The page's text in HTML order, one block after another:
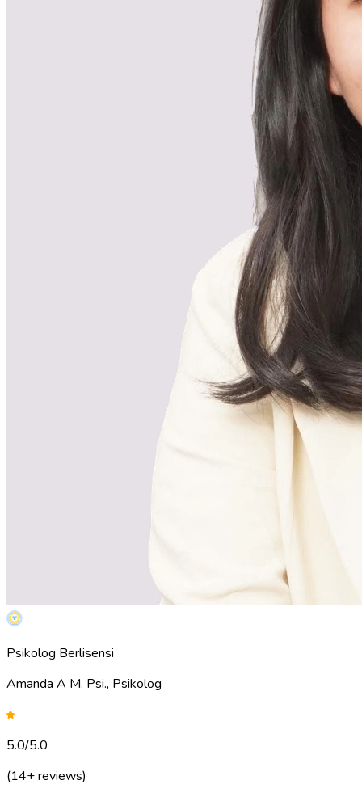
Psikolog Berlisensi
Amanda A M. Psi., Psikolog
5.0/5.0
(14+ reviews)